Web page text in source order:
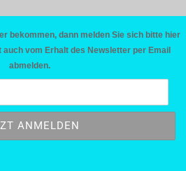
bekommen, dann melden Sie sich bitte hier
vom Erhalt des Newsletter per Email
abmelden.